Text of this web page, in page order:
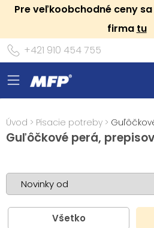
Pre veľkoobchodné ceny
firma tu
+421 910 454 755
Úvod > Písacie potreby >
Guľôčkové perá,
Všetko